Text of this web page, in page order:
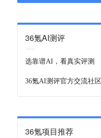
36氪AI测评
选靠谱AI，看真实评测
36氪AI测评官方交流社区
36氪项目推荐